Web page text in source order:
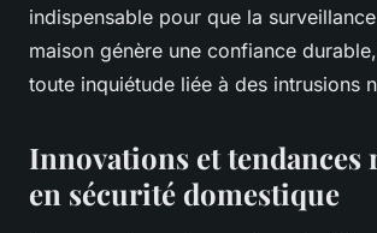
indispensable pour que la
maison génère une confiance
toute inquiétude liée à des intrusions
Innovations et tendances
en sécurité domestique